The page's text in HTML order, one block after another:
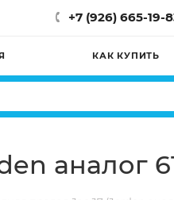
+7 (926) 665-19-
КАК КУПИТЬ
аналог